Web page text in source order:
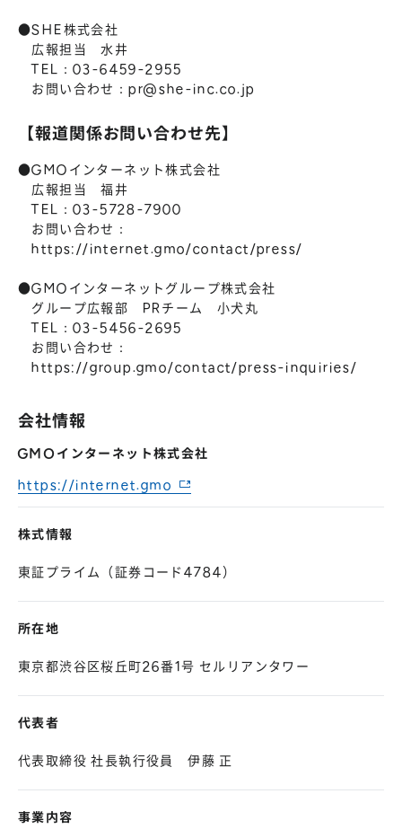
●SHE株式会社
広報担当 水井
TEL：03-6459-2955
お問い合わせ：pr@she-inc.co.jp
【報道関係お問い合わせ先】
●GMOインターネット株式会社
広報担当 福井
TEL：03-5728-7900
お問い合わせ：
https://internet.gmo/contact/press/
●GMOインターネットグループ株式会社
グループ広報部 PRチーム 小犬丸
TEL：03-5456-2695
お問い合わせ：
https://group.gmo/contact/press-inquiries/
会社情報
GMOインターネット株式会社
https://internet.gmo
株式情報
東証プライム（証券コード4784）
所在地
東京都渋谷区桜丘町26番1号 セルリアンタワー
代表者
代表取締役 社長執行役員 伊藤 正
事業内容